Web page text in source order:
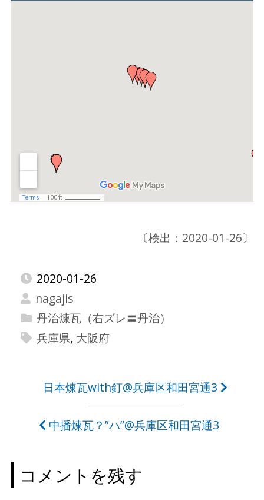
〔検出：2020-01-26〕
2020-01-26
nagajis
丹治煉瓦（右ズレ〓丹治）
兵庫県, 大阪府
ビ
ゲ
日本煉瓦with釘@兵庫区和田宮通3
中播煉瓦？”ハ”@兵庫区和田宮通3
コメントを残す